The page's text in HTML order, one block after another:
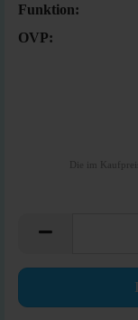
Funktion:
OVP:
Die im